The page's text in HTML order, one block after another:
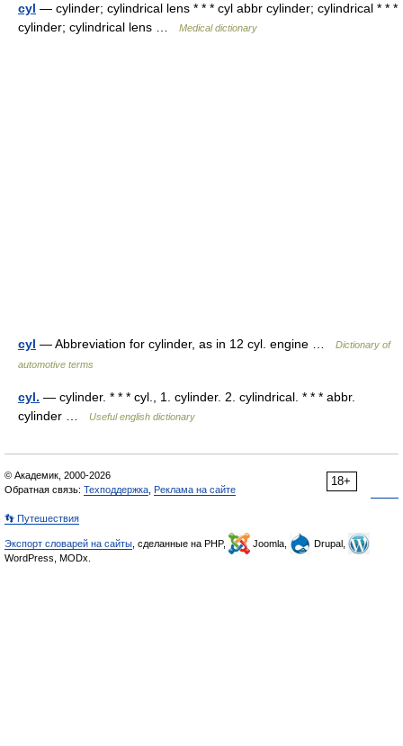
cyl — cylinder; cylindrical lens * * * cyl abbr cylinder; cylindrical * * *
cylinder; cylindrical lens …
Medical dictionary
cyl — Abbreviation for cylinder, as in 12 cyl. engine …
Dictionary of
automotive terms
cyl. — cylinder. * * * cyl., 1. cylinder. 2. cylindrical. * * * abbr.
cylinder …
Useful english dictionary
18+
© Академик, 2000-2026
Обратная связь: Техподдержка Реклама на сайте
👣 Путешествия
Экспорт словарей на сайты , сделанные на PHP, Joomla,
Drupal,
WordPress, MODx.